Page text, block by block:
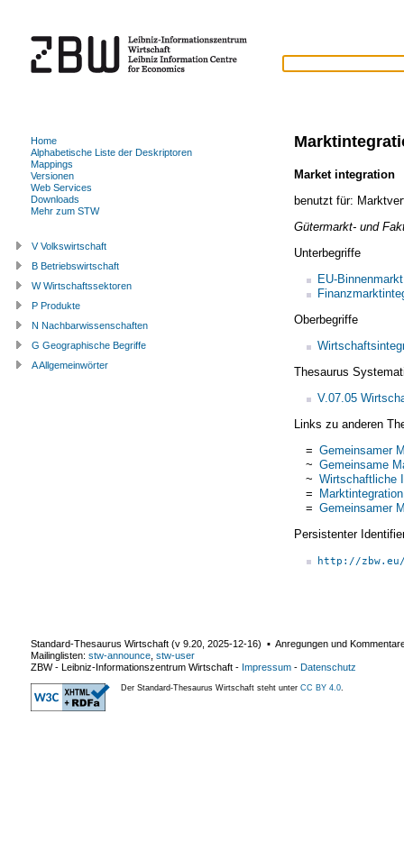
Market integration
benutzt für:
Gütermarkt- und
Unterbegriffe
EU-Binnenmarkt
Oberbegriffe
Thesaurus
V.07.05
Links zu anderen
= Gemeinsamer
~ Gemeinsame
~ Wirtschaftliche
= Marktintegration
= Gemeinsamer
Persistenter
http://
Home
Alphabetische Liste der Deskriptoren
Mappings
Versionen
Web Services
Downloads
Mehr zum STW
V Volkswirtschaft
B Betriebswirtschaft
W Wirtschaftssektoren
P Produkte
N Nachbarwissenschaften
G Geographische Begriffe
A Allgemeinwörter
Standard-Thesaurus Wirtschaft (v 9.20 2025-12-16) ▪ Anregungen und
Mailinglisten: stw-announce stw-user
ZBW - Leibniz-Informationszentrum Wirtschaft - Impressum - Datenschutz
Der Standard-Thesaurus Wirtschaft steht unter CC BY 4.0